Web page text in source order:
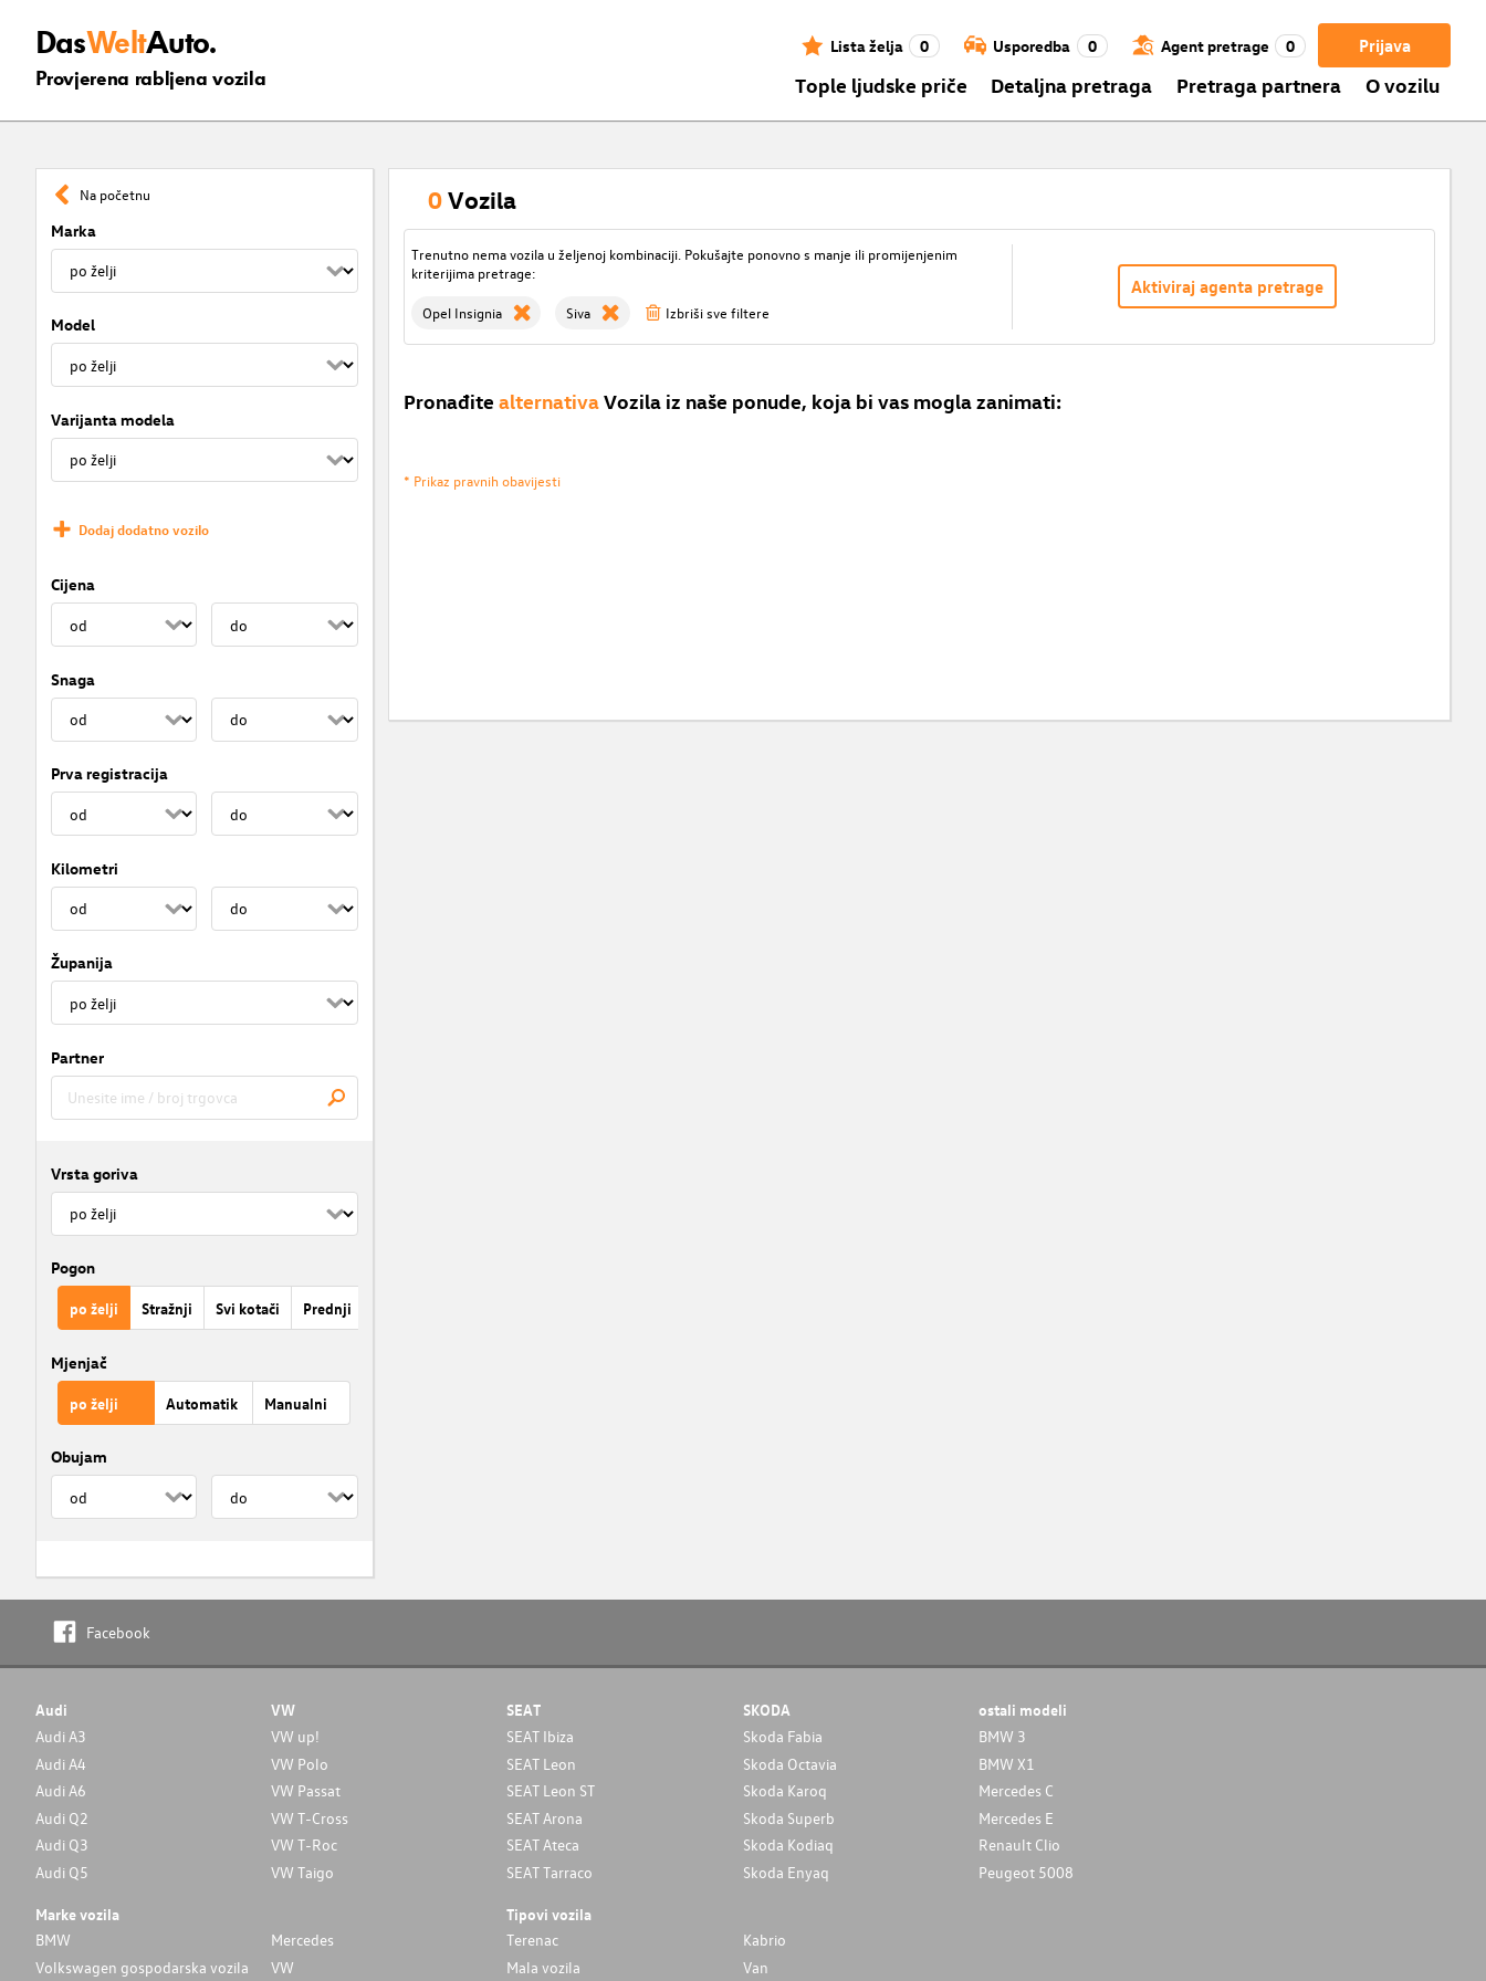
DasWeltAuto.
Provjerena rabljena vozila
Prijava
Lista želja 0 Usporedba 0 Agent pretrage 0
Tople ljudske priče Detaljna pretraga Pretraga partnera O vozilu
Na početnu
Marka
Model
Varijanta modela
Dodaj dodatno vozilo
Cijena
Snaga
Prva registracija
Kilometri
Županija
Partner
Vrsta goriva
Pogon
po želji Stražnji Svi kotači Prednji
Mjenjač
po želji Automatik Manualni
Obujam
0Vozila
Trenutno nema vozila u željenoj kombinaciji. Pokušajte ponovno s manje ili promijenjenim
kriterijima pretrage:
Opel Insignia Siva Izbriši sve filtere
Aktiviraj agenta pretrage
Pronađite alternativa Vozila iz naše ponude, koja bi vas mogla zanimati:
* Prikaz pravnih obavijesti
Facebook
Audi
Audi A3
Audi A4
Audi A6
Audi Q2
Audi Q3
Audi Q5
VW
VW up!
VW Polo
VW Passat
VW T-Cross
VW T-Roc
VW Taigo
SEAT
SEAT Ibiza
SEAT Leon
SEAT Leon ST
SEAT Arona
SEAT Ateca
SEAT Tarraco
SKODA
Skoda Fabia
Skoda Octavia
Skoda Karoq
Skoda Superb
Skoda Kodiaq
Skoda Enyaq
ostali modeli
BMW 3
BMW X1
Mercedes C
Mercedes E
Renault Clio
Peugeot 5008
Marke vozila
BMW
Mercedes
Volkswagen gospodarska vozila
VW
Tipovi vozila
Terenac
Kabrio
Mala vozila
Van